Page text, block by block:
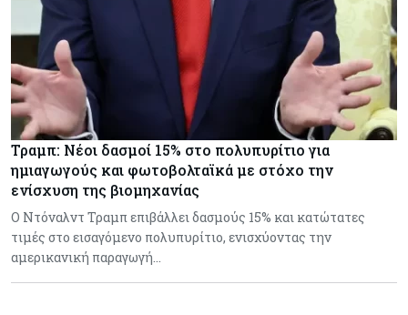
Τραμπ: Νέοι δασμοί 15% στο πολυπυρίτιο για
ημιαγωγούς και φωτοβολταϊκά με στόχο την
ενίσχυση της βιομηχανίας
Ο Ντόναλντ Τραμπ επιβάλλει δασμούς 15% και κατώτατες
τιμές στο εισαγόμενο πολυπυρίτιο, ενισχύοντας την
αμερικανική παραγωγή…